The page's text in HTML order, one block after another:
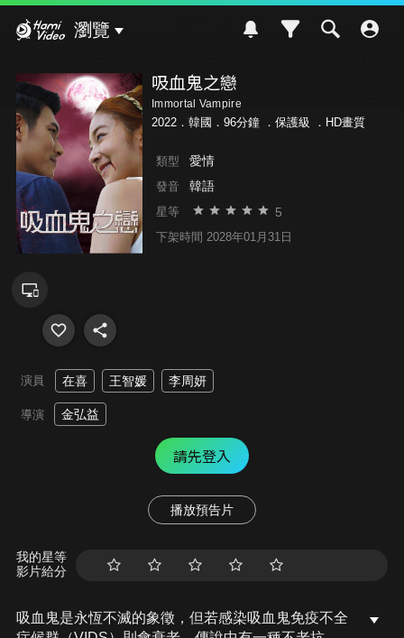
瀏覽
吸血鬼之戀
Immortal Vampire
2022．韓國．96分鐘 ． 保護級 ．HD畫質
類型 愛情
發音 韓語
星等 5
下架時間 2028年01月31日
演員 在喜 王智媛 李周妍
導演 金弘益
請先登入
播放預告片
我的星等
影片給分
吸血鬼是永恆不滅的象徵，但若感染吸血鬼免疫不全